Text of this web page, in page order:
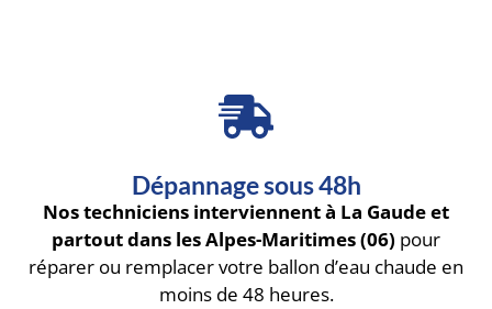
Dépannage sous 48h
Nos techniciens interviennent à La Gaude et
partout dans les Alpes-Maritimes (06) pour
réparer ou remplacer votre ballon d’eau chaude en
moins de 48 heures.